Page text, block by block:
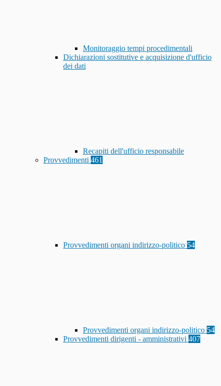
Monitoraggio tempi procedimentali
Dichiarazioni sostitutive e acquisizione d'ufficio
dei dati
Recapiti dell'ufficio responsabile
Provvedimenti 461
Provvedimenti organi indirizzo-politico 54
Provvedimenti organi indirizzo-politico 54
Provvedimenti dirigenti - amministrativi 407